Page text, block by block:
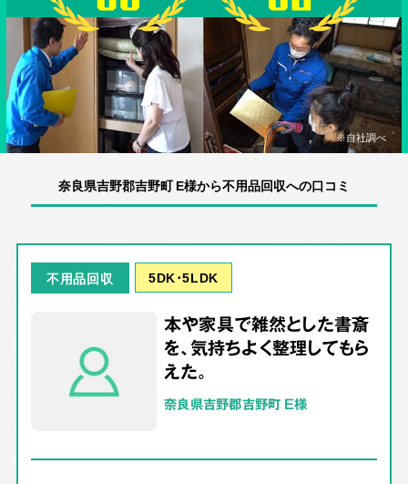
※自社調べ
奈良県吉野郡吉野町 E様から不用品回収への口コミ
不用品回収 5DK･5LDK
本や家具で雑然とした書斎
を、気持ちよく整理してもら
えた。
奈良県吉野郡吉野町 E様